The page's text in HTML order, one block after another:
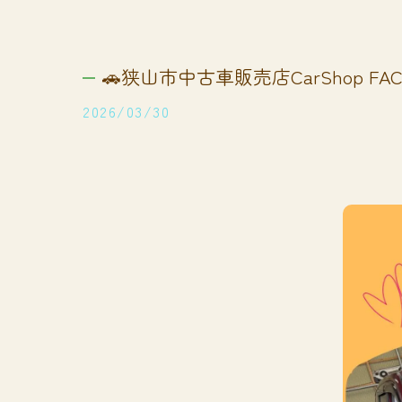
🚗狭山市中古車販売店CarShop
2026/03/30